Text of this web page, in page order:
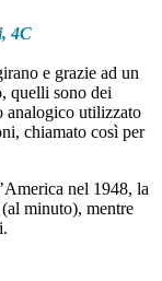
4C
e grazie ad un
quelli sono dei
utilizzato
chiamato così per
nel 1948, la
minuto), mentre